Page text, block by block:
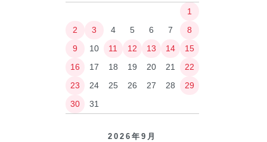
1
2
3 4 5 6 7
8
9
10 11 12 13 14
15
16
17 18 19 20 21
22
23
24 25 26 27 28
29
30
31
2026年9月